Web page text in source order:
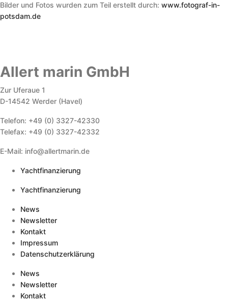
Bilder und Fotos wurden zum Teil erstellt durch: www.fotograf-in-
potsdam.de
Allert marin GmbH
Zur Uferaue 1
D-14542 Werder (Havel)
Telefon: +49 (0) 3327-42330
Telefax: +49 (0) 3327-42332
E-Mail: info@allertmarin.de
Yachtfinanzierung
Yachtfinanzierung
News
Newsletter
Kontakt
Impressum
Datenschutzerklärung
News
Newsletter
Kontakt